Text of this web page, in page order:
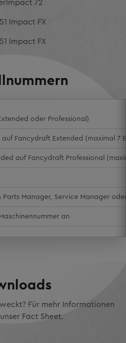
72
Impact FX
Impact FX
oder Professional)
Fancydraft Extended (maximal 7
auf Fancydraft Professional
Parts Manager, Service Manager
an
Für mehr Informationen
unser Fact Sheet.